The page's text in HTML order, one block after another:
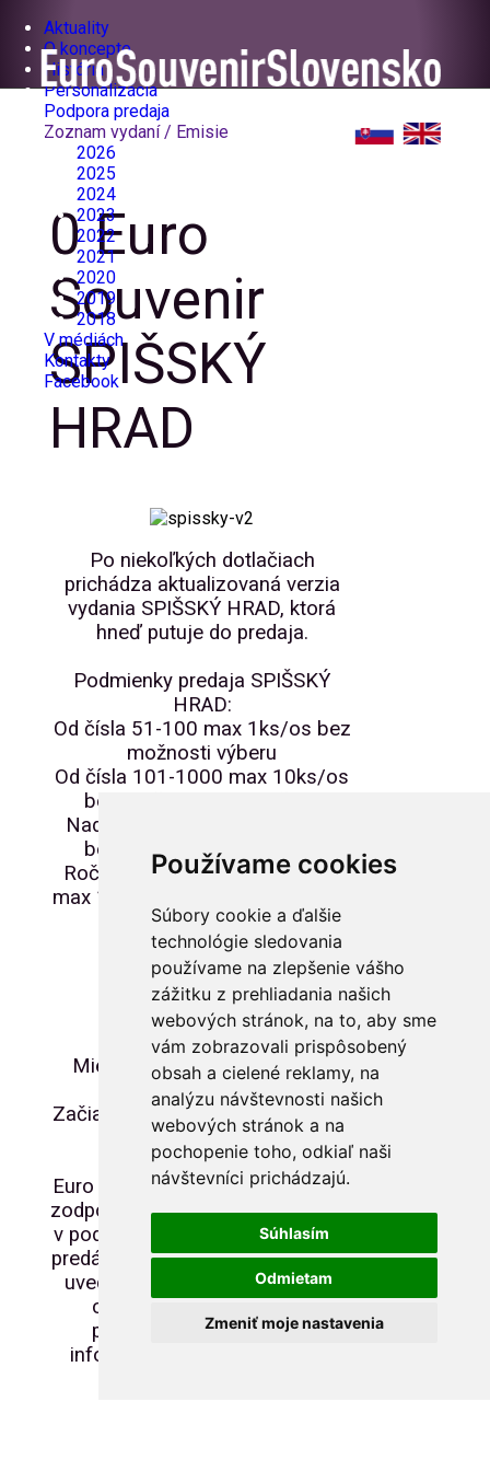
Používame cookies
Súbory cookie a ďalšie
technológie sledovania
používame na zlepšenie vášho
zážitku z prehliadania našich
webových stránok, na to, aby sme
vám zobrazovali prispôsobený
obsah a cielené reklamy, na
analýzu návštevnosti našich
webových stránok a na
pochopenie toho, odkiaľ naši
návštevníci prichádzajú.
Súhlasím
Odmietam
Zmeniť moje nastavenia
Aktuality
O koncepte
História
Personalizácia
Podpora predaja
Zoznam vydaní / Emisie
2026
2025
2024
2023
2022
2021
2020
2019
2018
V médiách
Kontakty
Facebook
0 Euro
Souvenir
SPIŠSKÝ
HRAD
Po niekoľkých dotlačiach
prichádza aktualizovaná verzia
vydania SPIŠSKÝ HRAD, ktorá
hneď putuje do predaja.
Podmienky predaja SPIŠSKÝ
HRAD:
Od čísla 51-100 max 1ks/os bez
možnosti výberu
Od čísla 101-1000 max 10ks/os
bez možnosti výberu čísla
Nad číslo 1000 neobmedzene
bez možnosti výberu čísla
Ročníkové čísla od 1920-2024
max 1ks/os s možnosťou výberu
čísla
Náklad: 5000ks
Cena: 3€/ks
Miesto predaja: Spišský hrad
Začiatok predaja: 19.07. 2024 od
09.00
Euro Souvenir Slovensko nenesie
zodpovednosť za prípadné zmeny
v podmienkach predaja zo strany
predávajúceho. Informácie vyššie
uvedené sú len informatívneho
charakteru. O aktuálnych
podmienkach predaja sa
informujte priamo u predajcu.